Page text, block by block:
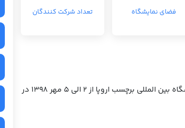
فضای نمایشگاه تعداد شرکت کنندگان
به گزارش پایگاه خبری شرکت نمایشگاه سازان ، برگزاری نمایشگاه بین المللی برچسب اروپا از 2 الی 5 مهر 1398 در